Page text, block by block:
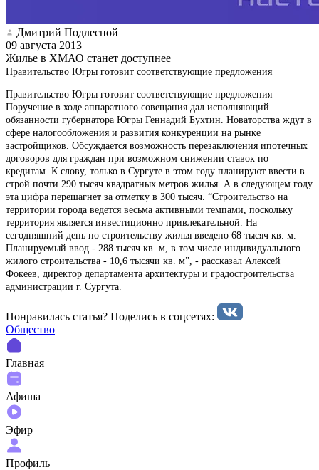
Дмитрий Подлесной
09 августа 2013
Жилье в ХМАО станет доступнее
Правительство Югры готовит соответствующие предложения
Правительство Югры готовит соответствующие предложения
Поручение в ходе аппаратного совещания дал исполняющий
обязанности губернатора Югры Геннадий Бухтин. Новаторства ждут в
сфере налогообложения и развития конкуренции на рынке
застройщиков. Обсуждается возможность перезаключения ипотечных
договоров для граждан при возможном снижении ставок по
кредитам. К слову, только в Сургуте в этом году планируют ввести в
строй почти 290 тысяч квадратных метров жилья. А в следующем году
эта цифра перешагнет за отметку в 300 тысяч. “Строительство на
территории города ведется весьма активными темпами, поскольку
территория является инвестиционно привлекательной. На
сегодняшний день по строительству жилья введено 68 тысяч кв. м.
Планируемый ввод - 288 тысяч кв. м, в том числе индивидуального
жилого строительства - 10,6 тысячи кв. м”, - рассказал Алексей
Фокеев, директор департамента архитектуры и градостроительства
администрации г. Сургута.
Понравилась статья? Поделиcь в соцсетях:
Общество
Главная
Афиша
Эфир
Профиль